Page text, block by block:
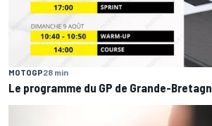
MOTOGP28 min
Le programme du GP de Grande-